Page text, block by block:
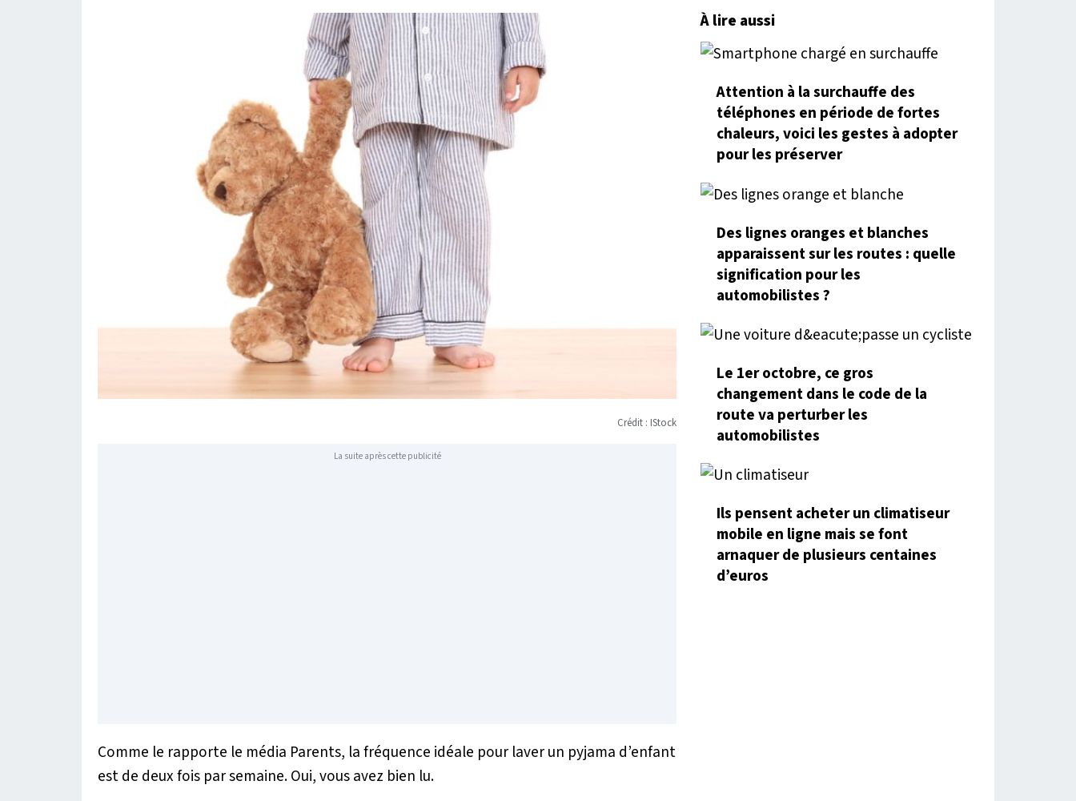
Crédit : IStock
La suite après cette publicité
Comme le rapporte le média Parents, la fréquence idéale pour laver un pyjama d’enfant
est de deux fois par semaine. Oui, vous avez bien lu.
À lire aussi
Attention à la surchauffe des
téléphones en période de fortes
chaleurs, voici les gestes à adopter
pour les préserver
Des lignes oranges et blanches
apparaissent sur les routes : quelle
signification pour les
automobilistes ?
Le 1er octobre, ce gros
changement dans le code de la
route va perturber les
automobilistes
Ils pensent acheter un climatiseur
mobile en ligne mais se font
arnaquer de plusieurs centaines
d’euros